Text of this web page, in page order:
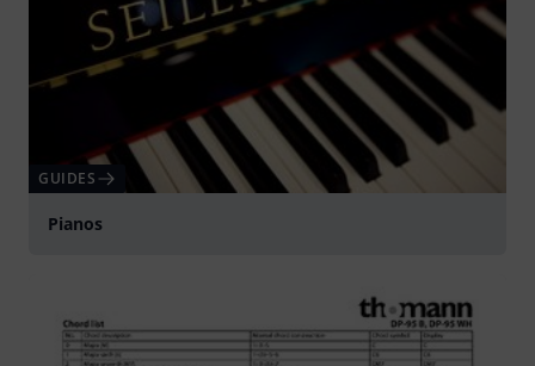
GUIDES
Pianos